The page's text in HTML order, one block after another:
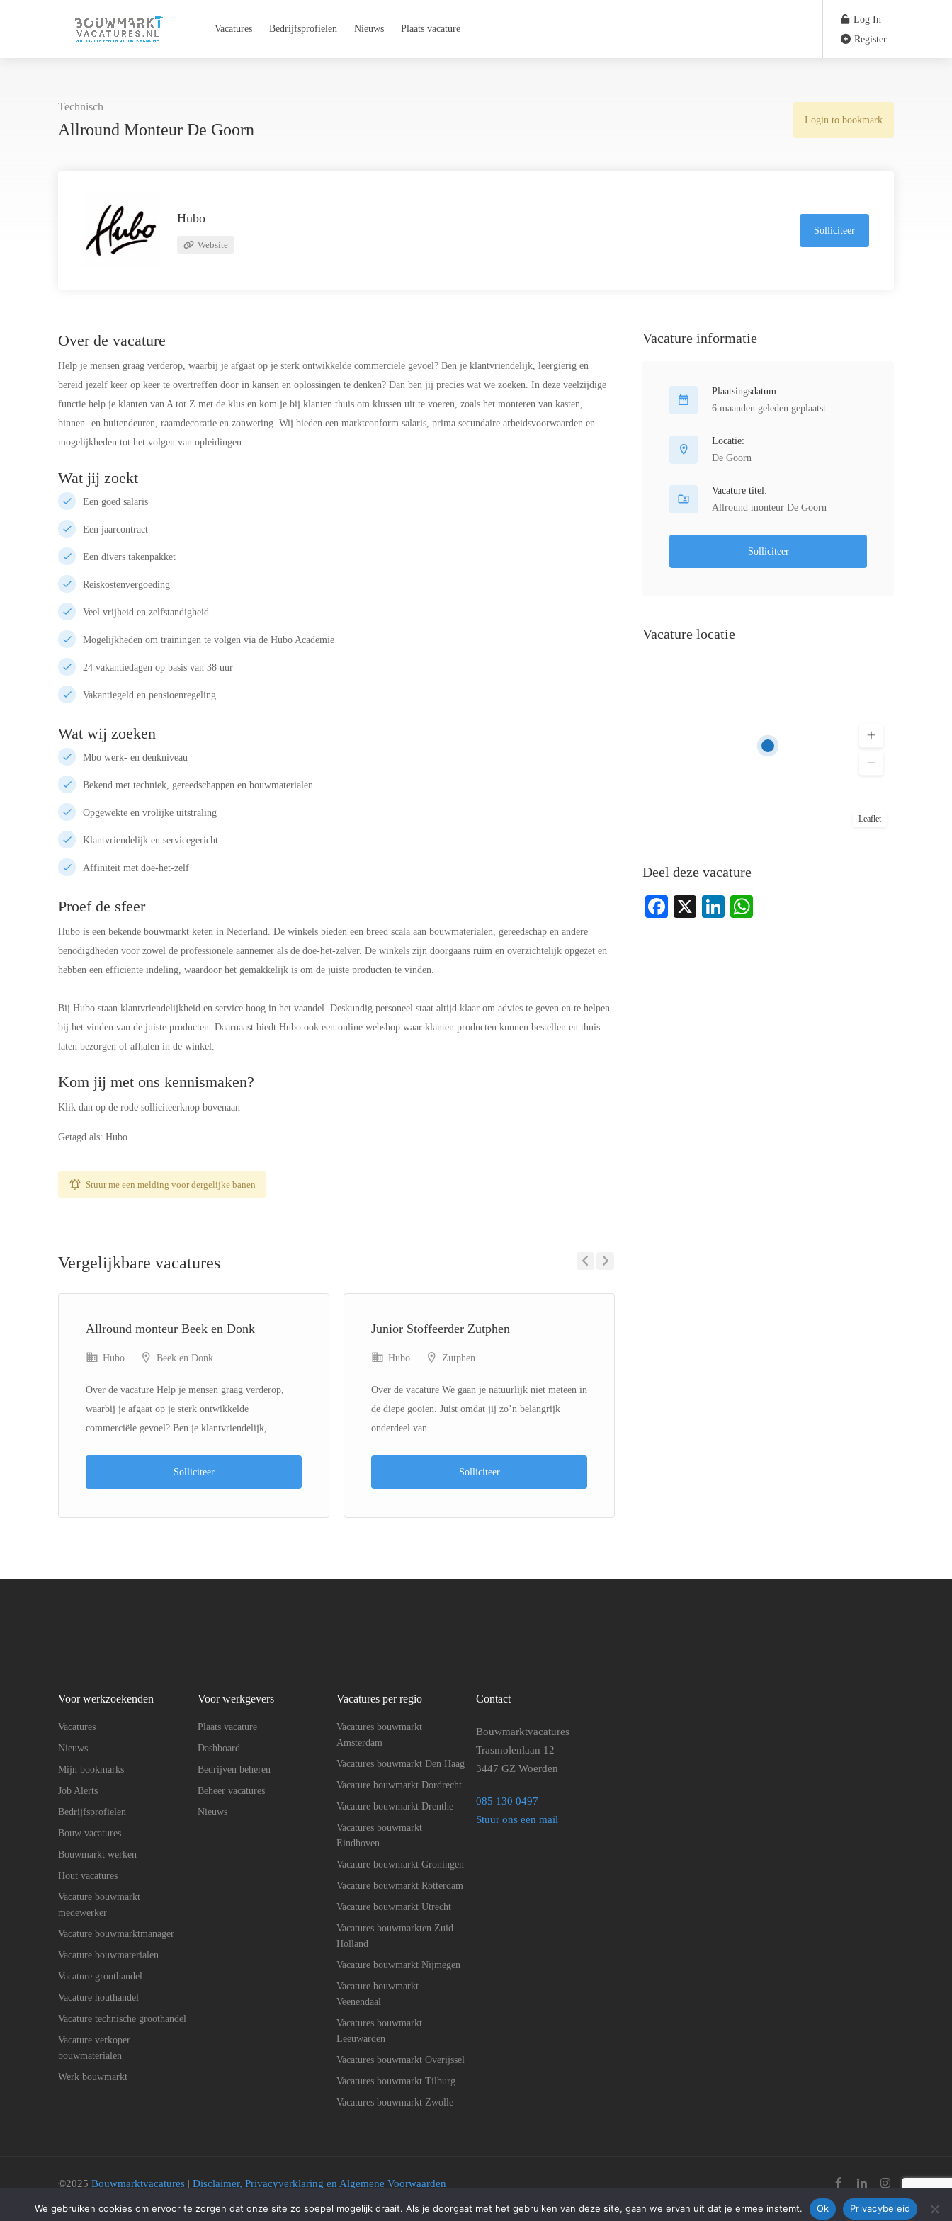
Vacatures Bedrijfsprofielen Nieuws Plaats vacature
Log In
Register
Technisch
Allround Monteur De Goorn
Login to bookmark
Hubo
Website
Solliciteer
Over de vacature
Help je mensen graag verderop, waarbij je afgaat op je sterk ontwikkelde commerciële gevoel? Ben je klantvriendelijk, leergierig en
bereid jezelf keer op keer te overtreffen door in kansen en oplossingen te denken? Dan ben jij precies wat we zoeken. In deze veelzijdige
functie help je klanten van A tot Z met de klus en kom je bij klanten thuis om klussen uit te voeren, zoals het monteren van kasten,
binnen- en buitendeuren, raamdecoratie en zonwering. Wij bieden een marktconform salaris, prima secundaire arbeidsvoorwaarden en
mogelijkheden tot het volgen van opleidingen.
Wat jij zoekt
Een goed salaris
Een jaarcontract
Een divers takenpakket
Reiskostenvergoeding
Veel vrijheid en zelfstandigheid
Mogelijkheden om trainingen te volgen via de Hubo Academie
24 vakantiedagen op basis van 38 uur
Vakantiegeld en pensioenregeling
Wat wij zoeken
Mbo werk- en denkniveau
Bekend met techniek, gereedschappen en bouwmaterialen
Opgewekte en vrolijke uitstraling
Klantvriendelijk en servicegericht
Affiniteit met doe-het-zelf
Proef de sfeer
Hubo is een bekende bouwmarkt keten in Nederland. De winkels bieden een breed scala aan bouwmaterialen, gereedschap en andere
benodigdheden voor zowel de professionele aannemer als de doe-het-zelver. De winkels zijn doorgaans ruim en overzichtelijk opgezet en
hebben een efficiënte indeling, waardoor het gemakkelijk is om de juiste producten te vinden.
Bij Hubo staan klantvriendelijkheid en service hoog in het vaandel. Deskundig personeel staat altijd klaar om advies te geven en te helpen
bij het vinden van de juiste producten. Daarnaast biedt Hubo ook een online webshop waar klanten producten kunnen bestellen en thuis
laten bezorgen of afhalen in de winkel.
Kom jij met ons kennismaken?
Klik dan op de rode solliciteerknop bovenaan
Getagd als: Hubo
Stuur me een melding voor dergelijke banen
Vergelijkbare vacatures
Allround monteur Beek en Donk
Hubo Beek en Donk
Over de vacature Help je mensen graag verderop,
waarbij je afgaat op je sterk ontwikkelde
commerciële gevoel? Ben je klantvriendelijk,...
Solliciteer
Junior Stoffeerder Zutphen
Hubo Zutphen
Over de vacature We gaan je natuurlijk niet meteen in
de diepe gooien. Juist omdat jij zo’n belangrijk
onderdeel van...
Solliciteer
Vacature informatie
Plaatsingsdatum:
6 maanden geleden geplaatst
Locatie:
De Goorn
Vacature titel:
Allround monteur De Goorn
Solliciteer
Vacature locatie
Leaflet
Deel deze vacature
Facebook
X LinkedIn
Voor werkzoekenden
Vacatures
Nieuws
Mijn bookmarks
Job Alerts
Bedrijfsprofielen
Bouw vacatures
Bouwmarkt werken
Hout vacatures
Vacature bouwmarkt
medewerker
Vacature bouwmarktmanager
Vacature bouwmaterialen
Vacature groothandel
Vacature houthandel
Vacature technische groothandel
Vacature verkoper
bouwmaterialen
Werk bouwmarkt
Voor werkgevers
Plaats vacature
Dashboard
Bedrijven beheren
Beheer vacatures
Nieuws
Vacatures per regio
Vacatures bouwmarkt
Amsterdam
Vacatures bouwmarkt Den Haag
Vacature bouwmarkt Dordrecht
Vacature bouwmarkt Drenthe
Vacatures bouwmarkt
Eindhoven
Vacature bouwmarkt Groningen
Vacature bouwmarkt Rotterdam
Vacature bouwmarkt Utrecht
Vacatures bouwmarkten Zuid
Holland
Vacature bouwmarkt Nijmegen
Vacature bouwmarkt
Veenendaal
Vacatures bouwmarkt
Leeuwarden
Vacatures bouwmarkt Overijssel
Vacatures bouwmarkt Tilburg
Vacatures bouwmarkt Zwolle
Contact
Bouwmarktvacatures
Trasmolenlaan 12
3447 GZ Woerden
085 130 0497
Stuur ons een mail
©2025 Bouwmarktvacatures | Disclaimer, Privacyverklaring en Algemene Voorwaarden |
Cookie beleid
We gebruiken cookies om ervoor te zorgen dat onze site zo soepel mogelijk draait. Als je doorgaat met het gebruiken van deze site, gaan we ervan uit dat je ermee instemt. Ok Privacybeleid